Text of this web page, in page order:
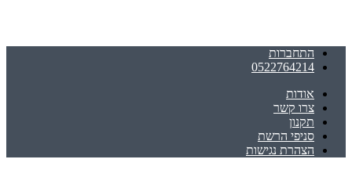
התחברות
0522764214
אודות
צרו קשר
תקנון
סניפי הרשת
הצהרת נגישות